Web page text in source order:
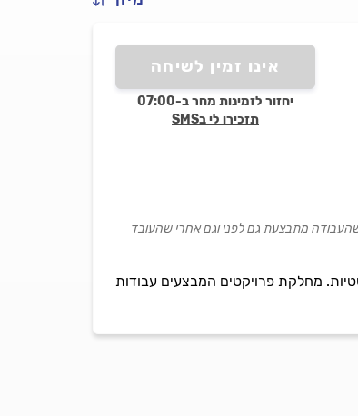
אינו זמין לשיחה
יחזור לזמינות מחר ב-07:00
תזכירו לי בSMS
מחלקת פרויקטים המבצעים עבודות
מתבצעת גם לפני וגם אחרי שהעובד